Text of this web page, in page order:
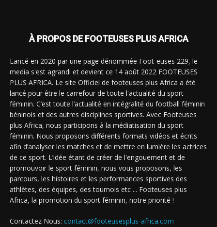
À PROPOS DE FOOTEUSES PLUS AFRICA
Lancé en 2020 par une page dénommée Foot-euses 229, le
media s'est agrandi et devient ce 14 août 2022 FOOTEUSES
PLUS AFRICA. Le site Officiel de footeuses plus Africa a été
lancé pour être le carrefour de toute l'actualité du sport
féminin. C’est toute l’actualité en intégralité du football féminin
béninois et des autres disciplines sportives. Avec Footeuses
plus Africa, nous participons à la médiatisation du sport
féminin. Nous proposons différents formats vidéos et écrits
afin d’analyser les matches et de mettre en lumière les actrices
de ce sport. L’idée étant de créer de l'engouement et de
promouvoir le sport féminin, nous vous proposons, les
parcours, les histoires et les performances sportives des
athlètes, des équipes, des tournois etc ... Footeuses plus
Africa, la promotion du sport féminin, notre priorité !
Contactez Nous: contact@footeusesplus-africa.com